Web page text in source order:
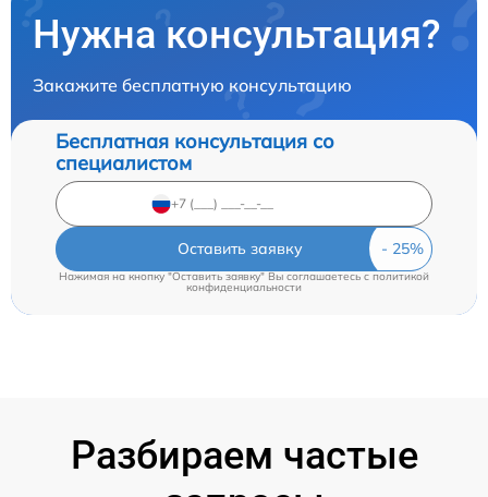
Нужна консультация?
Закажите бесплатную консультацию
Бесплатная консультация со
специалистом
Оставить заявку
Нажимая на кнопку "Оставить заявку" Вы соглашаетесь cполитикой
конфиденциальности
Разбираем частые